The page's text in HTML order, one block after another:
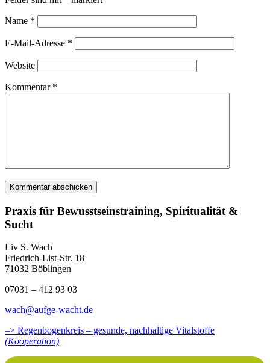
Name *
E-Mail-Adresse *
Website
Kommentar *
Praxis für Bewusstseinstraining, Spiritualität &
Sucht
Liv S. Wach
Friedrich-List-Str. 18
71032 Böblingen
07031 – 412 93 03
wach@aufge-wacht.de
–> Regenbogenkreis – gesunde, nachhaltige Vitalstoffe
(Kooperation)